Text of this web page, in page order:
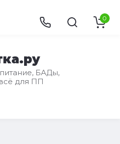
БАДы,
для ПП
0